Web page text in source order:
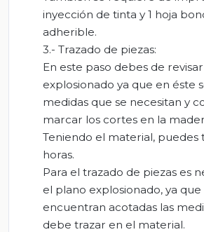
inyección de tinta y 1 hoja
adherible.
3.- Trazado de piezas:
En este paso debes de
explosionado ya que en éste
medidas que se necesitan y
marcar los cortes en la
Teniendo el material, puedes
horas.
Para el trazado de piezas es
el plano explosionado, ya que
encuentran acotadas las
debe trazar en el material.